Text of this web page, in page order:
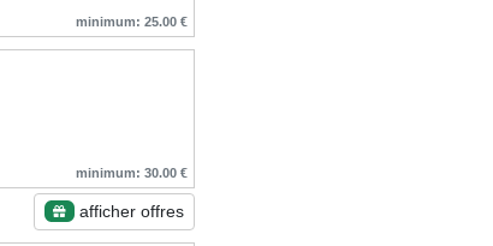
minimum: 25.00 €
minimum: 30.00 €
afficher offres